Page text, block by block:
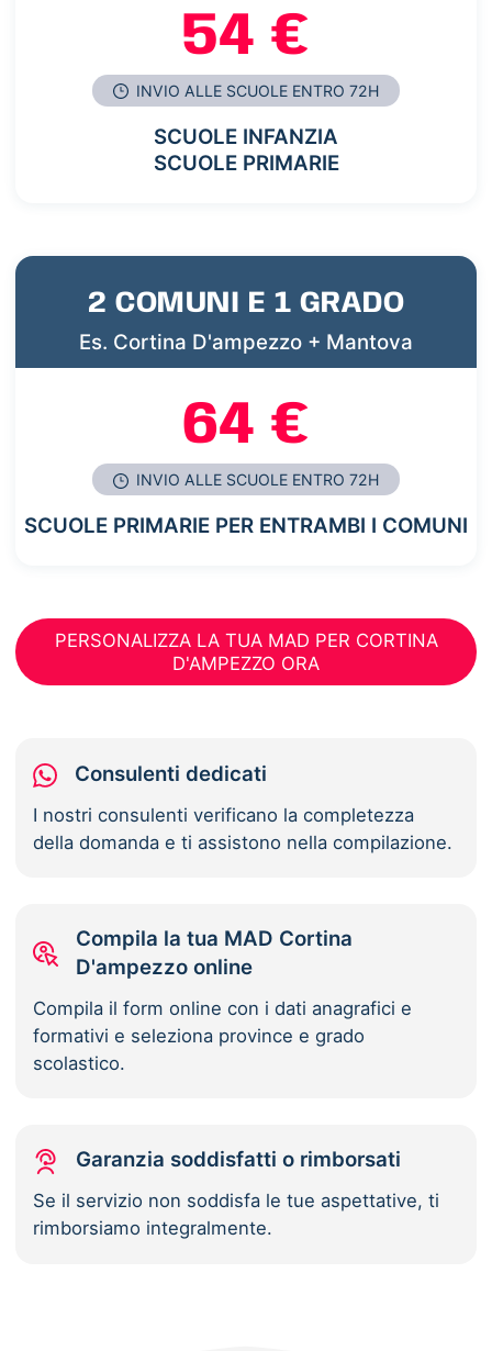
54 €
INVIO ALLE SCUOLE ENTRO 72H
SCUOLE INFANZIA
SCUOLE PRIMARIE
2 COMUNI E 1 GRADO
Es. Cortina D'ampezzo + Mantova
64 €
INVIO ALLE SCUOLE ENTRO 72H
SCUOLE PRIMARIE PER ENTRAMBI I COMUNI
PERSONALIZZA LA TUA MAD PER CORTINA
D'AMPEZZO ORA
Consulenti dedicati
I nostri consulenti verificano la completezza
della domanda e ti assistono nella compilazione.
Compila la tua MAD Cortina
D'ampezzo online
Compila il form online con i dati anagrafici e
formativi e seleziona province e grado
scolastico.
Garanzia soddisfatti o rimborsati
Se il servizio non soddisfa le tue aspettative, ti
rimborsiamo integralmente.